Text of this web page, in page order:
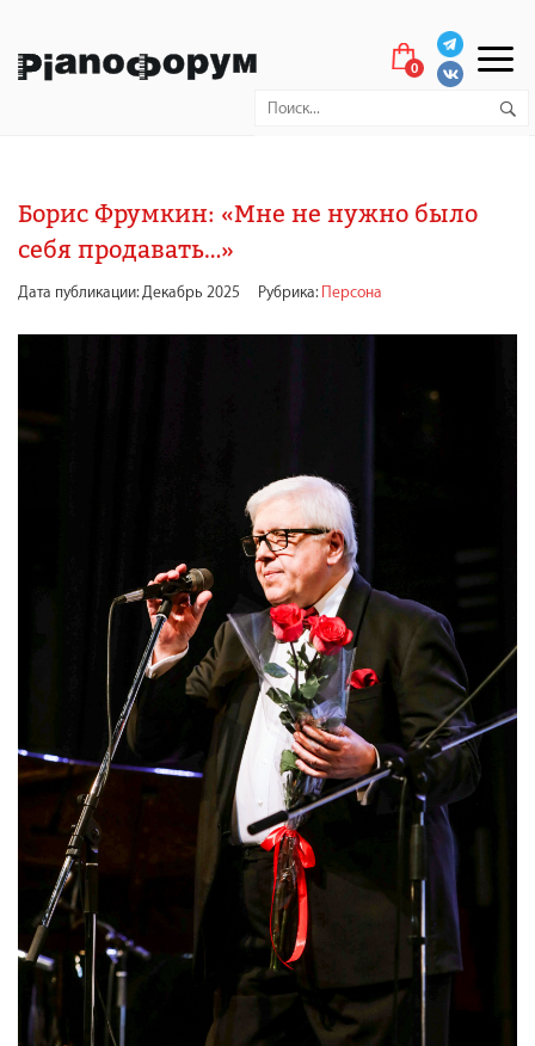
0
Борис Фрумкин: «Мне не нужно было
себя продавать…»
Дата публикации: Декабрь 2025 Рубрика: Персона